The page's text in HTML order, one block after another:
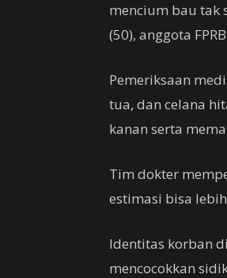
mencium bau tak
(50), anggota
Pemeriksaan
tua, dan celana
kanan serta
Tim dokter
estimasi bisa
Identitas korban
mencocokkan